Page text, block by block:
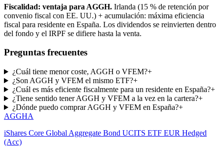
Fiscalidad: ventaja para AGGH. Irlanda (15 % de retención por
convenio fiscal con EE. UU.) + acumulación: máxima eficiencia
fiscal para residente en España. Los dividendos se reinvierten dentro
del fondo y el IRPF se difiere hasta la venta.
Preguntas frecuentes
¿Cuál tiene menor coste, AGGH o VFEM?+
¿Son AGGH y VFEM el mismo ETF?+
¿Cuál es más eficiente fiscalmente para un residente en España?+
¿Tiene sentido tener AGGH y VFEM a la vez en la cartera?+
¿Dónde puedo comprar AGGH y VFEM en España?+
AGGHA
iShares Core Global Aggregate Bond UCITS ETF EUR Hedged
(Acc)